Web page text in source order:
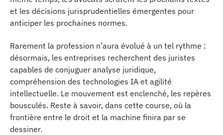
et les décisions jurisprudentielles émergentes pour
anticiper les prochaines normes.
Rarement la profession n’aura évolué à un tel rythme :
désormais, les entreprises recherchent des juristes
capables de conjuguer analyse juridique,
compréhension des technologies IA et agilité
intellectuelle. Le mouvement est enclenché, les repères
bousculés. Reste à savoir, dans cette course, où la
frontière entre le droit et la machine finira par se
dessiner.